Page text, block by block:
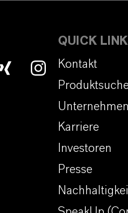
QUICK
Kontakt
Unternehmen
Karriere
Investoren
Presse